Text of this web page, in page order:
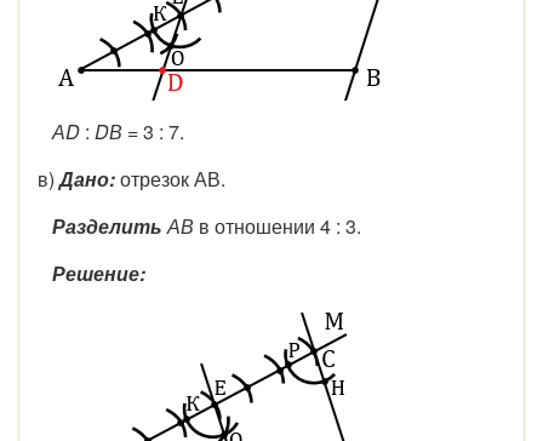
АD : DВ = 3 : 7.
в)Дано:отрезок АВ.
Разделить АВ в отношении 4 : 3.
Решение: